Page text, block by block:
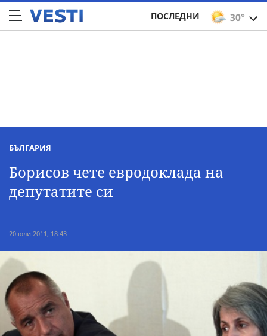
30°
ПОСЛЕДНИ
БЪЛГАРИЯ
Борисов чете евродоклада на
депутатите си
20 юли 2011, 18:43